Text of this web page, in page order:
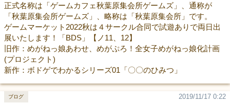
正式名称は「ゲームカフェ秋葉原集会所ゲームズ」、通称が
「秋葉原集会所ゲームズ」、略称は「秋葉原集会所」です。
ゲームマーケット2022秋は４サークル合同で試遊ありで両日出
展いたします！「BDS」【ノ11、12】
旧作：めがねっ娘あわせ、めがぷろ！全女子めがねっ娘化計画
(プロジェクト)
新作：ボドゲでわかるシリーズ01「〇〇のひみつ」
2019/11/17 0:22
ブログ